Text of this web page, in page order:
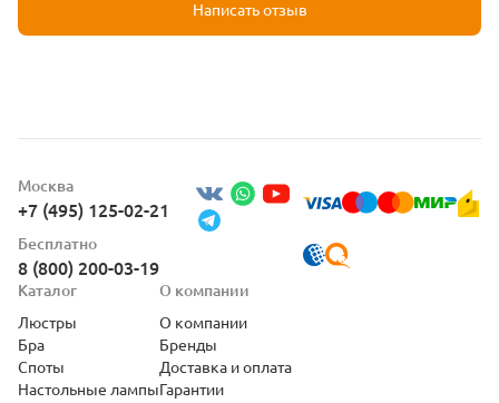
Написать отзыв
Москва
+7 (495) 125-02-21
Бесплатно
8 (800) 200-03-19
Каталог
Люстры
Бра
Споты
Настольные лампы
О компании
О компании
Бренды
Доставка и оплата
Гарантии